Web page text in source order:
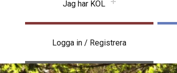
Jag har KOL
Logga in / Registrera